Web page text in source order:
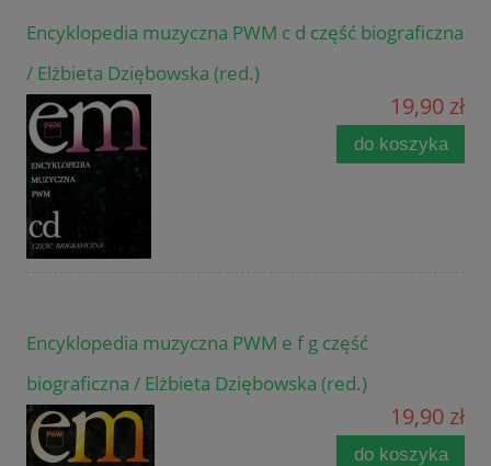
Encyklopedia muzyczna PWM c d część biograficzna
/ Elżbieta Dziębowska (red.)
19,90 zł
do koszyka
Encyklopedia muzyczna PWM e f g część
biograficzna / Elżbieta Dziębowska (red.)
19,90 zł
do koszyka